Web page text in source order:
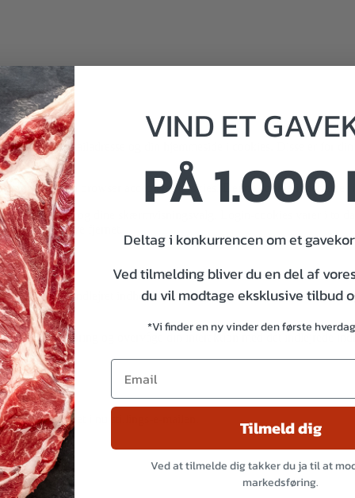
din e-mailadresse og din hjemmeside i cookies. Disse er for
om din browser accepterer cookies. Denne cookie indeholder
og dine skærmvisningsvalg. Login-cookies varer i to
cookies blive fjernet.
osv.). Indlejret indhold fra andre hjemmesider opfører sig på
tredjepartssporing og overvåge din interaktion med det indlejrede
inkluderet i nulstillings-e-mailen.
VINDET
PÅ 1.000
Deltag i konkurrencen om et
Ved tilmelding bliver du en del af
du vil modtage eksklusive tilbud
*Vi finder en ny vinder den første
Tilmeld dig
Ved at tilmelde dig takker du ja til at
markedsføring.